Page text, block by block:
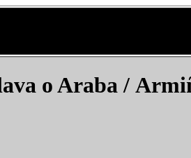
o Araba /